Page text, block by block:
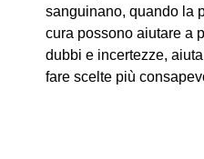
sanguinano, quando la
cura possono aiutare a
dubbi e incertezze,
fare scelte più